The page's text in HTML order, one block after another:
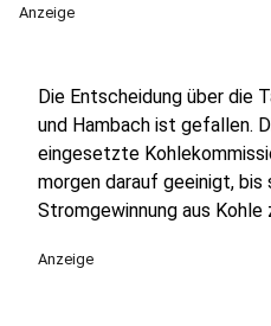
Anzeige
Die Entscheidung über die
und Hambach ist gefallen.
eingesetzte
morgen darauf geeinigt,
Stromgewinnung aus Kohle
Anzeige